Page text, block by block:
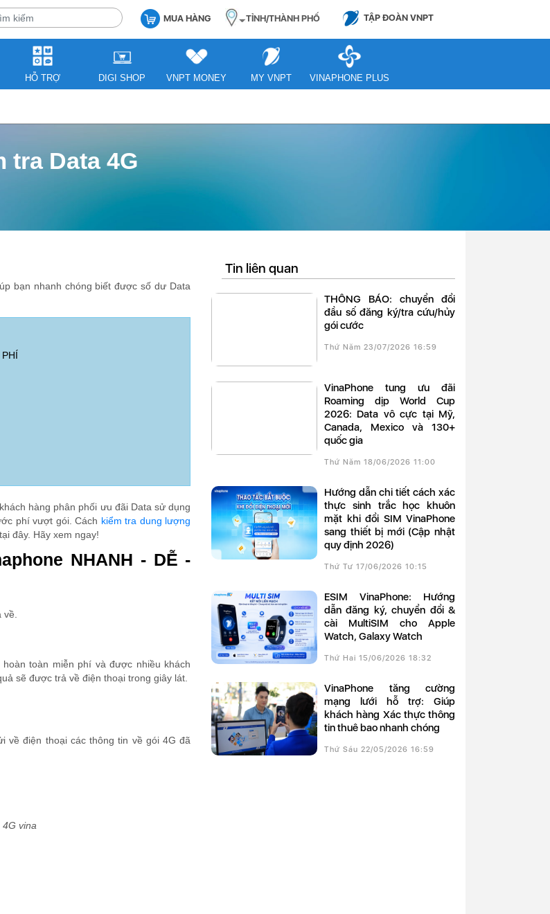
MUA HÀNG TỈNH/THÀNH PHỐ TẬP ĐOÀN VNPT
HỖ TRỢ DIGI SHOP VNPT MONEY MY VNPT VINAPHONE PLUS
tra Data 4G
bạn nhanh chóng biết được số dư Data
hàng phân phối ưu đãi Data sử dụng
phí vượt gói. Cách kiểm tra dung lượng
đây. Hãy xem ngay!
NHANH - DỄ -
hoàn toàn miễn phí và được nhiều khách
sẽ được trả về điện thoại trong giây lát.
về điện thoại các thông tin về gói 4G đã
Tin liên quan
THÔNG BÁO: chuyển đổi
đầu số đăng ký/tra cứu/hủy
gói cước
Thứ Năm 23/07/2026 16:59
VinaPhone tung ưu đãi
Roaming dịp World Cup
2026: Data vô cực tại Mỹ,
Canada, Mexico và 130+
quốc gia
Thứ Năm 18/06/2026 11:00
Hướng dẫn chi tiết cách xác
thực sinh trắc học khuôn
mặt khi đổi SIM VinaPhone
sang thiết bị mới (Cập nhật
quy định 2026)
Thứ Tư 17/06/2026 10:15
eSIM VinaPhone: Hướng
dẫn đăng ký, chuyển đổi &
cài MultiSIM cho Apple
Watch, Galaxy Watch
Thứ Hai 15/06/2026 18:32
VinaPhone tăng cường
mạng lưới hỗ trợ: Giúp
khách hàng Xác thực thông
tin thuê bao nhanh chóng
Thứ Sáu 22/05/2026 16:59